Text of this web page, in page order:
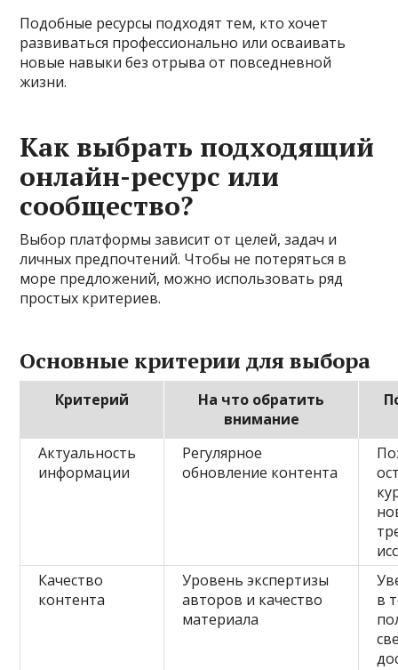
Подобные ресурсы подходят тем, кто хочет
развиваться профессионально или осваивать
новые навыки без отрыва от повседневной
жизни.
Как выбрать подходящий
онлайн-ресурс или
сообщество?
Выбор платформы зависит от целей, задач и
личных предпочтений. Чтобы не потеряться в
море предложений, можно использовать ряд
простых критериев.
Основные критерии для выбора
Критерий
На что обратить
внимание
Актуальность
информации
Регулярное
обновление контента
Качество
контента
Уровень экспертизы
авторов и качество
материала
в